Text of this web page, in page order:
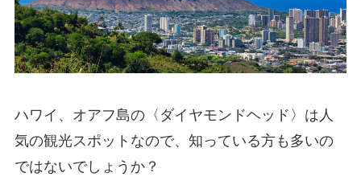
ハワイ、オアフ島の〈ダイヤモンドヘッド〉は人
気の観光スポットなので、知っている方も多いの
ではないでしょうか？